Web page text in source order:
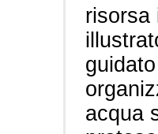
risorsa
acqua